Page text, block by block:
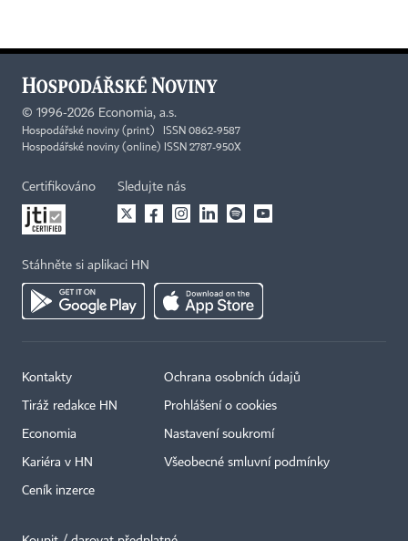
© 1996-2026 Economia, a.s.
Hospodářské noviny (print) ISSN 0862-9587
Hospodářské noviny (online) ISSN 2787-950X
Certifikováno Sledujte nás
Stáhněte si aplikaci HN
Kontakty
Tiráž redakce HN
Economia
Kariéra v HN
Ceník inzerce
Ochrana osobních údajů
Prohlášení o cookies
Nastavení soukromí
Všeobecné smluvní podmínky